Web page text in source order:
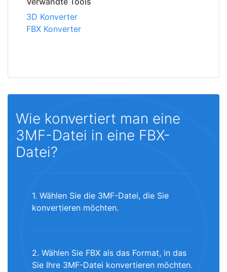
3D Konverter
FBX Konverter
Wie konvertiert man eine
3MF-Datei in eine FBX-
Datei?
1. Wählen Sie die 3MF-Datei, die Sie
konvertieren möchten.
2. Wählen Sie FBX als das Format, in das
Sie Ihre 3MF-Datei konvertieren möchten.